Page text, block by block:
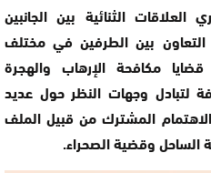
العلاقات الثنائية بين الجانبين
التعاون بين الطرفين في مختلف
مكافحة الإرهاب والهجرة
لتبادل وجهات النظر حول عديد
الاهتمام المشترك من قبيل الملف
الساحل وقضية الصحراء.